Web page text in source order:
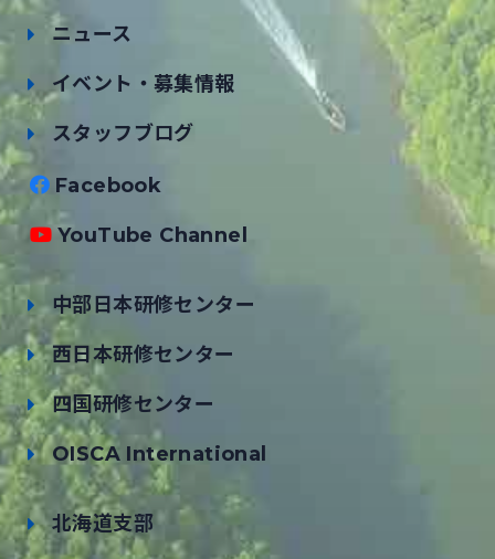
ニュース
イベント・募集情報
スタッフブログ
Facebook
YouTube Channel
中部日本研修センター
西日本研修センター
四国研修センター
OISCA International
北海道支部